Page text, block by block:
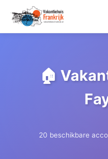
🏠
20 beschikbare